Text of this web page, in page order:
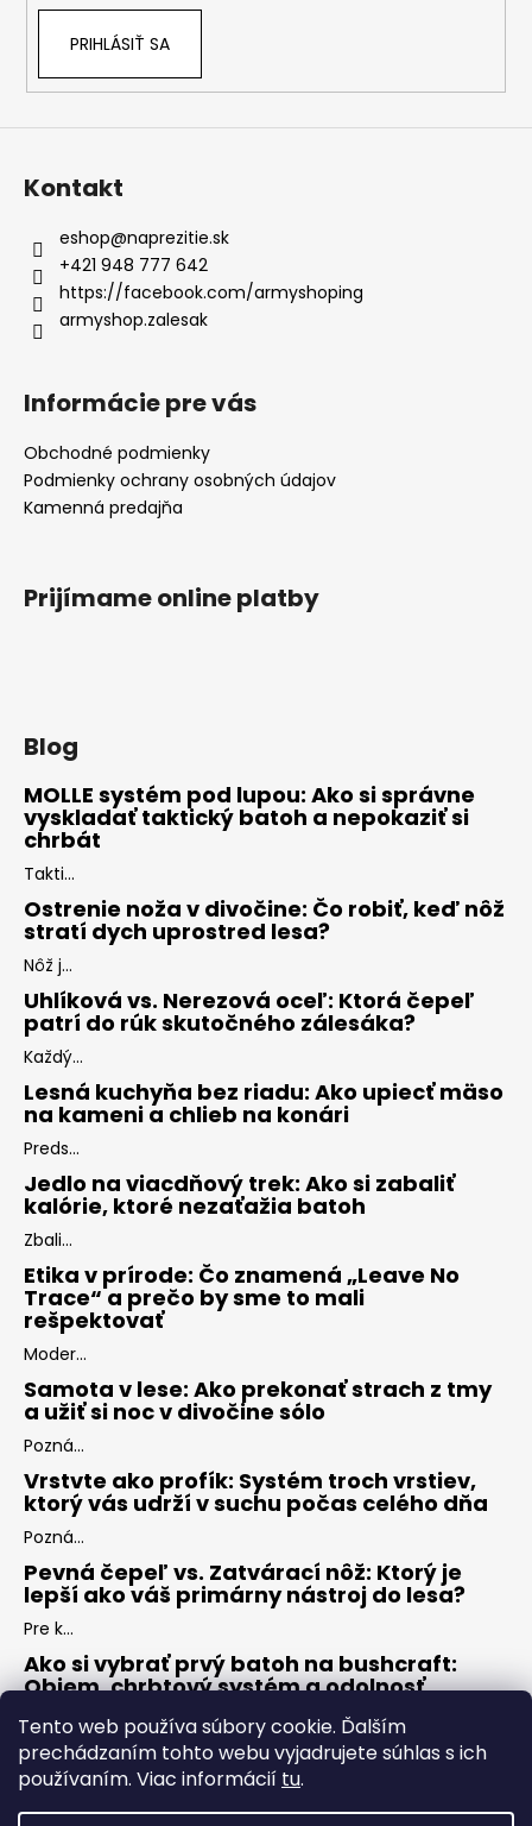
Tento web používa súbory cookie. Ďalším
prechádzaním tohto webu vyjadrujete súhlas s ich
používaním. Viac informácií tu.
PRIHLÁSIŤ SA
Kontakt
eshop@naprezitie.sk
+421 948 777 642
https://facebook.com/armyshoping
armyshop.zalesak
Informácie pre vás
Obchodné podmienky
Podmienky ochrany osobných údajov
Kamenná predajňa
Prijímame online platby
Blog
MOLLE systém pod lupou: Ako si správne
vyskladať taktický batoh a nepokaziť si
chrbát
Takti...
Ostrenie noža v divočine: Čo robiť, keď nôž
stratí dych uprostred lesa?
Nôž j...
Uhlíková vs. Nerezová oceľ: Ktorá čepeľ
patrí do rúk skutočného zálesáka?
Každý...
Lesná kuchyňa bez riadu: Ako upiecť mäso
na kameni a chlieb na konári
Preds...
Jedlo na viacdňový trek: Ako si zabaliť
kalórie, ktoré nezaťažia batoh
Zbali...
Etika v prírode: Čo znamená „Leave No
Trace“ a prečo by sme to mali
rešpektovať
Moder...
Samota v lese: Ako prekonať strach z tmy
a užiť si noc v divočine sólo
Pozná...
Vrstvte ako profík: Systém troch vrstiev,
ktorý vás udrží v suchu počas celého dňa
Pozná...
Pevná čepeľ vs. Zatvárací nôž: Ktorý je
lepší ako váš primárny nástroj do lesa?
Pre k...
Ako si vybrať prvý batoh na bushcraft:
Objem, chrbtový systém a odolnosť
Keď s...
ARCHÍV